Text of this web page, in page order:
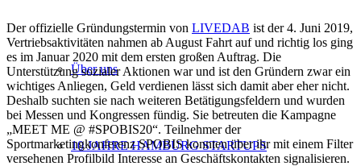
Über uns
10 JAHRE HAMBURG STARTUPS
Der offizielle Gründungstermin von LIVEDAB ist der 4. Juni 2019,
Vertriebsaktivitäten nahmen ab August Fahrt auf und richtig los ging
es im Januar 2020 mit dem ersten großen Auftrag. Die
Unterstützung sozialer Aktionen war und ist den Gründern zwar ein
wichtiges Anliegen, Geld verdienen lässt sich damit aber eher nicht.
Deshalb suchten sie nach weiteren Betätigungsfeldern und wurden
bei Messen und Kongressen fündig. Sie betreuten die Kampagne
„MEET ME @ #SPOBIS20“. Teilnehmer der
Sportmarketingkonferenz SPOBIS konnten über ihr mit einem Filter
versehenen Profilbild Interesse an Geschäftskontakten signalisieren.